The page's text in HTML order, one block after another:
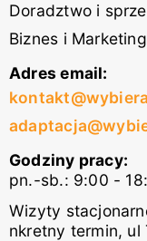
Doradztwo i
Biznes i Marketing
Adres email:
Godziny pracy:
pn.-sb.: 9:00 -
Wizyty
nkretny termin, ul